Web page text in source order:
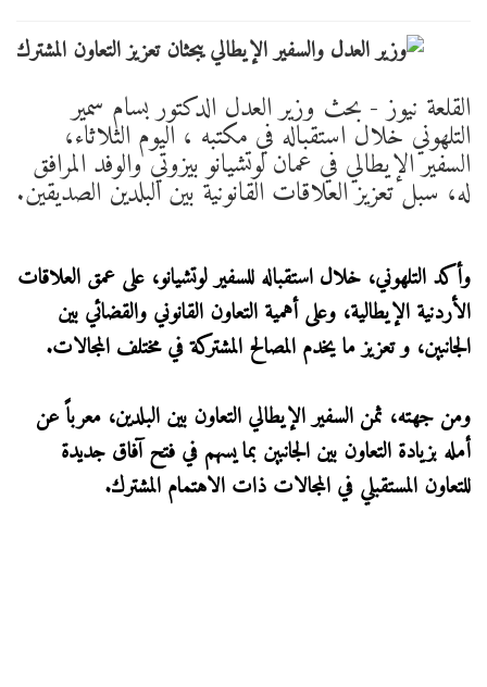
القلعة نيوز - بحث وزير العدل الدكتور بسام سمير
التلهوني خلال استقباله في مكتبه ، اليوم الثلاثاء،
السفير الإيطالي في عمان لوتشيانو بيزوتي والوفد المرافق
له، سبل تعزيز العلاقات القانونية بين البلدين الصديقين.
وأكد التلهوني، خلال استقباله للسفير لوتشيانو، على عمق العلاقات
الأردنية الإيطالية، وعلى أهمية التعاون القانوني والقضائي بين
الجانبين، و تعزيز ما يخدم المصالح المشتركة في مختلف المجالات.
ومن جهته، ثمن السفير الإيطالي التعاون بين البلدين، معرباً عن
أمله بزيادة التعاون بين الجانبين بما يسهم في فتح آفاق جديدة
للتعاون المستقبلي في المجالات ذات الاهتمام المشترك.